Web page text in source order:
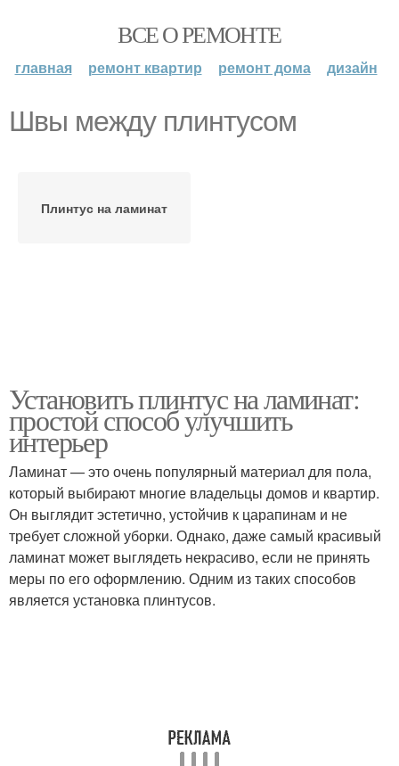
ВСЕ О РЕМОНТЕ
главная ремонт квартир ремонт дома дизайн
Швы между плинтусом
Плинтус на ламинат
Установить плинтус на ламинат:
простой способ улучшить
интерьер
Ламинат — это очень популярный материал для пола,
который выбирают многие владельцы домов и квартир.
Он выглядит эстетично, устойчив к царапинам и не
требует сложной уборки. Однако, даже самый красивый
ламинат может выглядеть некрасиво, если не принять
меры по его оформлению. Одним из таких способов
является установка плинтусов.